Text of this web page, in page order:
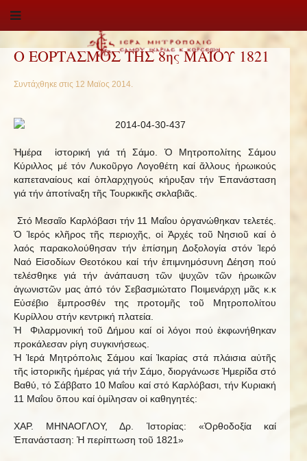
Ο ΕΟΡΤΑΣΜΟΣ ΤΗΣ 8ης ΜΑΪΟΥ 1821
Συντάχθηκε στις 12 Μαϊος 2014.
Ἡμέρα ἱστορική γιά τή Σάμο. Ὁ Μητροπολίτης Σάμου
Κύριλλος μέ τόν Λυκοῦργο Λογοθέτη καί ἄλλους ἡρωικούς
καπεταναίους καί ὁπλαρχηγούς κήρυξαν τήν Ἐπανάσταση
γιά τήν ἀποτίναξη τῆς Τουρκικῆς σκλαβιᾶς.
Στό Μεσαῖο Καρλόβασι τήν 11 Μαΐου ὀργανώθηκαν τελετές.
Ὁ Ἱερός κλῆρος τῆς περιοχῆς, οἱ Ἀρχές τοῦ Νησιοῦ καί ὁ
λαός παρακολούθησαν τήν ἐπίσημη Δοξολογία στόν Ἱερό
Ναό Εἰσοδίων Θεοτόκου καί τήν ἐπιμνημόσυνη Δέηση πού
τελέσθηκε γιά τήν ἀνάπαυση τῶν ψυχῶν τῶν ἡρωικῶν
ἀγωνιστῶν μας ἀπό τόν Σεβασμιώτατο Ποιμενάρχη μᾶς κ.κ
Εὐσέβιο ἔμπροσθέν της προτομῆς τοῦ Μητροπολίτου
Κυρίλλου στήν κεντρική πλατεία.
Ἡ Φιλαρμονική τοῦ Δήμου καί οἱ λόγοι πού ἐκφωνήθηκαν
προκάλεσαν ρίγη συγκινήσεως.
Ἡ Ἱερά Μητρόπολις Σάμου καί Ἰκαρίας στά πλάισια αὐτῆς
τῆς ἱστορικῆς ἡμέρας γιά τήν Σάμο, διοργάνωσε Ἡμερίδα στό
Βαθύ, τό Σάββατο 10 Μαΐου καί στό Καρλόβασι, τήν Κυριακή
11 Μαΐου ὅπου καί ὁμίλησαν οἱ καθηγητές:
ΧΑΡ. ΜΗΝΑΟΓΛΟΥ, Δρ. Ἱστορίας: «Ὀρθοδοξία καί
Ἐπανάσταση: Ἡ περίπτωση τοῦ 1821»